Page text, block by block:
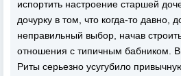
испортить настроение старшей
дочурку в том, что когда-то давно,
неправильный выбор, начав
отношения с типичным бабником.
Риты серьезно усугубило